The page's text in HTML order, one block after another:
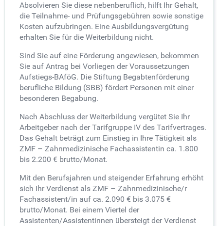
Absolvieren Sie diese nebenberuflich, hilft Ihr Gehalt,
die Teilnahme- und Prüfungsgebühren sowie sonstige
Kosten aufzubringen. Eine Ausbildungsvergütung
erhalten Sie für die Weiterbildung nicht.
Sind Sie auf eine Förderung angewiesen, bekommen
Sie auf Antrag bei Vorliegen der Voraussetzungen
Aufstiegs-BAföG. Die Stiftung Begabtenförderung
berufliche Bildung (SBB) fördert Personen mit einer
besonderen Begabung.
Nach Abschluss der Weiterbildung vergütet Sie Ihr
Arbeitgeber nach der Tarifgruppe IV des Tarifvertrages.
Das Gehalt beträgt zum Einstieg in Ihre Tätigkeit als
ZMF – Zahnmedizinische Fachassistentin ca. 1.800
bis 2.200 € brutto/Monat.
Mit den Berufsjahren und steigender Erfahrung erhöht
sich Ihr Verdienst als ZMF – Zahnmedizinische/r
Fachassistent/in auf ca. 2.090 € bis 3.075 €
brutto/Monat. Bei einem Viertel der
Assistenten/Assistentinnen übersteigt der Verdienst